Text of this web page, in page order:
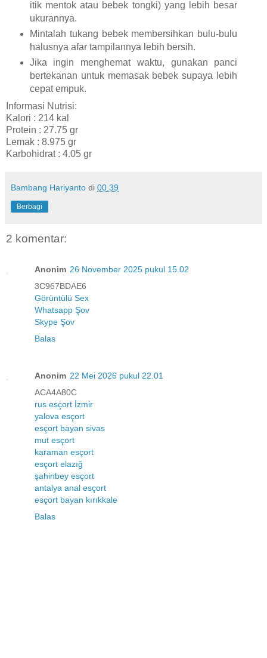
itik mentok atau bebek tongki) yang lebih besar
ukurannya.
Mintalah tukang bebek membersihkan bulu-bulu
halusnya afar tampilannya lebih bersih.
Jika ingin menghemat waktu, gunakan panci
bertekanan untuk memasak bebek supaya lebih
cepat empuk.
Informasi Nutrisi:
Kalori : 214 kal
Protein : 27.75 gr
Lemak : 8.975 gr
Karbohidrat : 4.05 gr
Bambang Hariyanto di 00.39
Berbagi
2 komentar:
Anonim 26 November 2025 pukul 15.02
3C967BDAE6
Görüntülü Sex
Whatsapp Şov
Skype Şov
Balas
Anonim 22 Mei 2026 pukul 22.01
ACA4A80C
rus esçort İzmir
yalova esçort
esçort bayan sivas
mut esçort
karaman esçort
esçort elazığ
şahinbey esçort
antalya anal esçort
esçort bayan kırıkkale
Balas